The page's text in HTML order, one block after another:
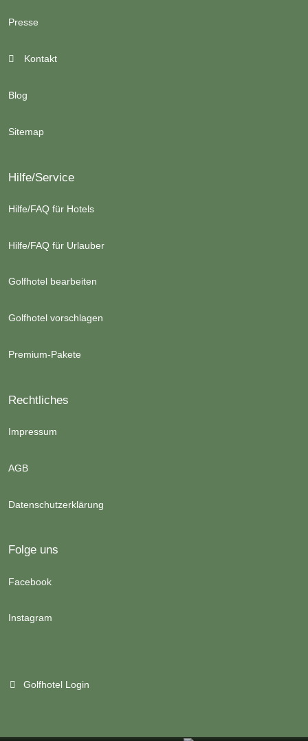
Presse
Kontakt
Blog
Sitemap
Hilfe/Service
Hilfe/FAQ für Hotels
Hilfe/FAQ für Urlauber
Golfhotel bearbeiten
Golfhotel vorschlagen
Premium-Pakete
Rechtliches
Impressum
AGB
Datenschutzerklärung
Folge uns
Facebook
Instagram
Golfhotel Login